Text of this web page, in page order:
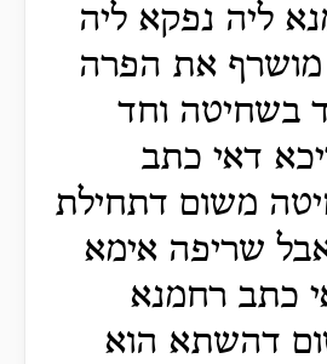
ליה נפקא ליה
את הפרה
בשחיטה וחד
דאי כתב
משום דתחילת
שריפה אימא
כתב רחמנא
דהשתא הוא